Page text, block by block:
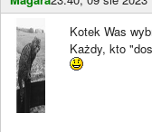
Kotek Was
Każdy, kto